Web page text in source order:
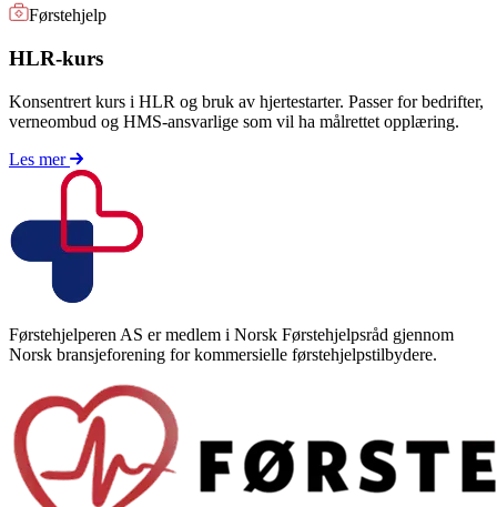
Førstehjelp
HLR-kurs
Konsentrert kurs i HLR og bruk av hjertestarter. Passer for bedrifter,
verneombud og HMS-ansvarlige som vil ha målrettet opplæring.
Les mer
Førstehjelperen AS er medlem i Norsk Førstehjelpsråd gjennom
Norsk bransjeforening for kommersielle førstehjelpstilbydere.